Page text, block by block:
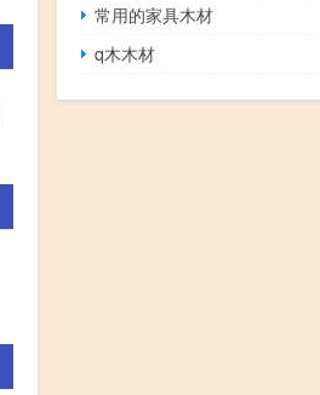
常用的家具木材
q木木材